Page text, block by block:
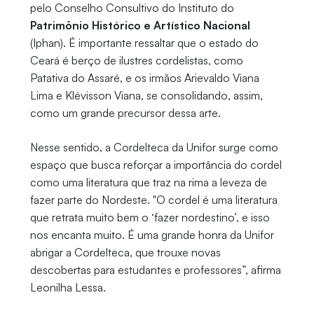
pelo Conselho Consultivo do Instituto do
Patrimônio Histórico e Artístico Nacional
(Iphan). É importante ressaltar que o estado do
Ceará é berço de ilustres cordelistas, como
Patativa do Assaré, e os irmãos Arievaldo Viana
Lima e Klévisson Viana, se consolidando, assim,
como um grande precursor dessa arte.
Nesse sentido, a Cordelteca da Unifor surge como
espaço que busca reforçar a importância do cordel
como uma literatura que traz na rima a leveza de
fazer parte do Nordeste. "O cordel é uma literatura
que retrata muito bem o ‘fazer nordestino’, e isso
nos encanta muito. É uma grande honra da Unifor
abrigar a Cordelteca, que trouxe novas
descobertas para estudantes e professores”, afirma
Leonilha Lessa.